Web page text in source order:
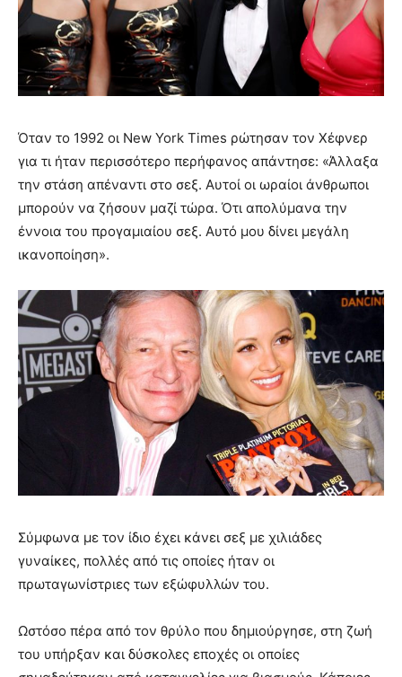
Όταν το 1992 οι New York Times ρώτησαν τον Χέφνερ
για τι ήταν περισσότερο περήφανος απάντησε: «Άλλαξα
την στάση απέναντι στο σεξ. Αυτοί οι ωραίοι άνθρωποι
μπορούν να ζήσουν μαζί τώρα. Ότι απολύμανα την
έννοια του προγαμιαίου σεξ. Αυτό μου δίνει μεγάλη
ικανοποίηση».
Σύμφωνα με τον ίδιο έχει κάνει σεξ με χιλιάδες
γυναίκες, πολλές από τις οποίες ήταν οι
πρωταγωνίστριες των εξώφυλλών του.
Ωστόσο πέρα από τον θρύλο που δημιούργησε, στη ζωή
του υπήρξαν και δύσκολες εποχές οι οποίες